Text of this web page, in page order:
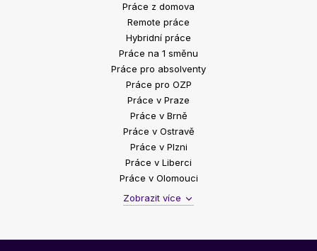
Práce z domova
Remote práce
Hybridní práce
Práce na 1 směnu
Práce pro absolventy
Práce pro OZP
Práce v Praze
Práce v Brně
Práce v Ostravě
Práce v Plzni
Práce v Liberci
Práce v Olomouci
Zobrazit více